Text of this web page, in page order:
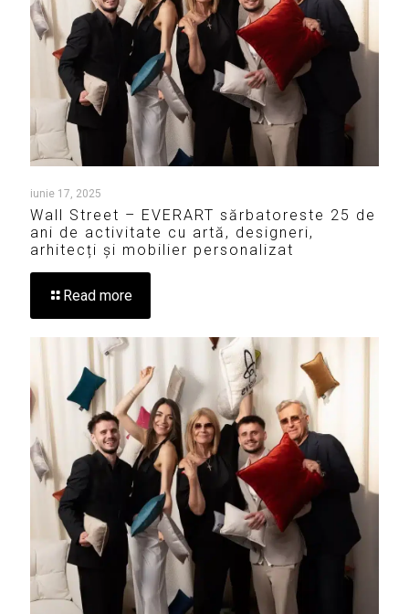
iunie 17, 2025
Wall Street – EVERART sărbatoreste 25 de
ani de activitate cu artă, designeri,
arhitecți și mobilier personalizat
Read more